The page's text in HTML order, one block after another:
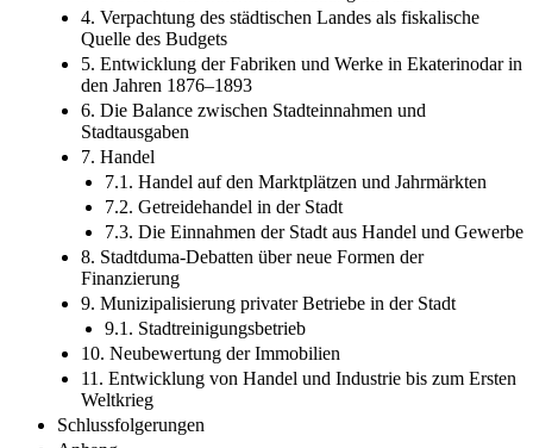
3. Probleme der Innenstadtbebauung im Jahr 1876
4. Verpachtung des städtischen Landes als fiskalische
Quelle des Budgets
5. Entwicklung der Fabriken und Werke in Ekaterinodar in
den Jahren 1876–1893
6. Die Balance zwischen Stadteinnahmen und
Stadtausgaben
7. Handel
7.1. Handel auf den Marktplätzen und Jahrmärkten
7.2. Getreidehandel in der Stadt
7.3. Die Einnahmen der Stadt aus Handel und Gewerbe
8. Stadtduma-Debatten über neue Formen der
Finanzierung
9. Munizipalisierung privater Betriebe in der Stadt
9.1. Stadtreinigungsbetrieb
10. Neubewertung der Immobilien
11. Entwicklung von Handel und Industrie bis zum Ersten
Weltkrieg